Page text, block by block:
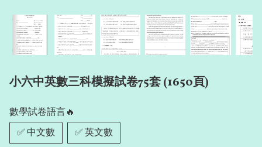
小六中英數三科模擬試卷75套 (1650頁)
數學試卷語言🔥
✅ 中文數
✅ 英文數